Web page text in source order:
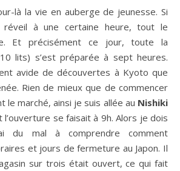
là la vie en auberge de jeunesse. Si
réveil à une certaine heure, tout le
Et précisément ce jour, toute la
lits) s’est préparée à sept heures.
avide de découvertes à Kyoto que
Rien de mieux que de commencer
le marché, ainsi je suis allée au Nishiki
l’ouverture se faisait à 9h. Alors je dois
du mal à comprendre comment
et jours de fermeture au Japon. Il
sur trois était ouvert, ce qui fait